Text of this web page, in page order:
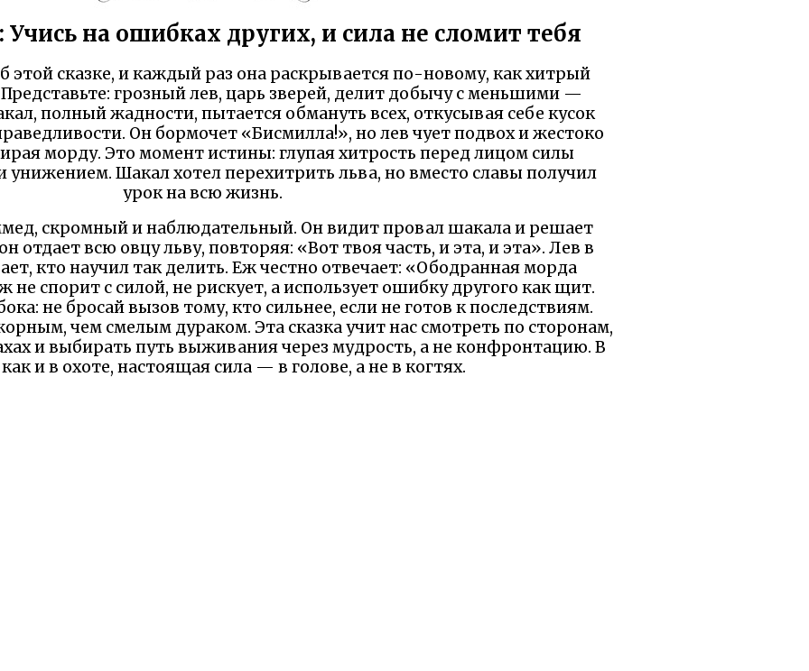
на ошибках других, и сила не сломит тебя
сказке, и каждый раз она раскрывается по-новому, как хитрый
грозный лев, царь зверей, делит добычу с меньшими —
полный жадности, пытается обмануть всех, откусывая себе кусок
Он бормочет «Бисмилла!», но лев чует подвох и жестоко
морду. Это момент истины: глупая хитрость перед лицом силы
унижением. Шакал хотел перехитрить льва, но вместо славы получил
урок на всю жизнь.
скромный и наблюдательный. Он видит провал шакала и решает
отдает всю овцу льву, повторяя: «Вот твоя часть, и эта, и эта». Лев в
кто научил так делить. Еж честно отвечает: «Ободранная морда
не спорит с силой, не рискует, а использует ошибку другого как щит.
не бросай вызов тому, кто сильнее, если не готов к последствиям.
чем смелым дураком. Эта сказка учит нас смотреть по сторонам,
и выбирать путь выживания через мудрость, а не конфронтацию. В
и в охоте, настоящая сила — в голове, а не в когтях.